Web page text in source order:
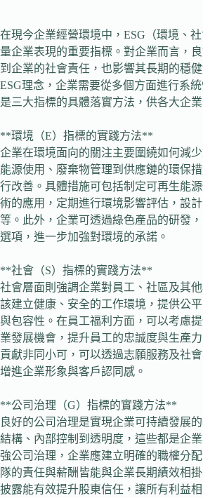
在現今企業經營環境中，ESG（環境、
量企業表現的重要指標。對企業而言，
到企業的社會責任，也影響其長期的穩
ESG理念，企業需要從多個方面進行系
是三大指標的具體落實方法，供各大企業
**環境（E）指標的實踐方法**
企業在環境面向的關注主要圍繞如何減
能源使用、廢棄物管理到供應鏈的環保
行改善。具體措施可包括制定可再生能
術的應用，定期進行環境影響評估，設
等。此外，企業可透過綠色產品的研發
選項，進一步加強對環境的承諾。
**社會（S）指標的實踐方法**
社會層面則強調企業對員工、社區及其
該建立健康、安全的工作環境，提供公
與包容性。在員工福利方面，可以考慮
業發展機會，提升員工的忠誠度與生產
貢獻非同小可，可以透過志願服務及社
增進企業形象與客戶認同感。
**公司治理（G）指標的實踐方法**
良好的公司治理是實現企業可持續發展
結構、內部控制到透明度，這些都是企
強公司治理，企業應建立明確的職權分
隊的責任與薪酬皆能與企業長期績效相
披露能有效提升股東信任，讓所有利益